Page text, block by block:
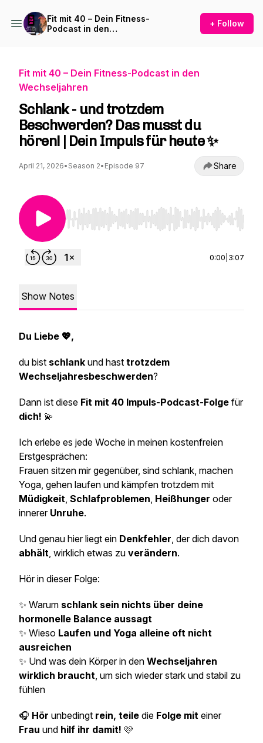
Fit mit 40 – Dein Fitness-
Podcast in den
+ Follow
Fit mit 40 – Dein Fitness-Podcast in den
Wechseljahren
Schlank - und trotzdem
Beschwerden? Das musst du
hören! | Dein Impuls für heute ✨
April 21, 2026• Season 2• Episode 97 Share
Use Left/Right to seek, Home/End to jump to
0:00 3:07
Show Notes
Du Liebe 💖,
du bist schlank und hast trotzdem
Wechseljahresbeschwerden?
Dann ist diese Fit mit 40 Impuls-Podcast-Folge für
dich! 💫
Ich erlebe es jede Woche in meinen kostenfreien
Erstgesprächen:
Frauen sitzen mir gegenüber, sind schlank, machen
Yoga, gehen laufen und kämpfen trotzdem mit
Müdigkeit, Schlafproblemen, Heißhunger oder
innerer Unruhe.
Und genau hier liegt ein Denkfehler, der dich davon
abhält, wirklich etwas zu verändern.
Hör in dieser Folge:
✨ Warum schlank sein nichts über deine
hormonelle Balance aussagt
✨ Wieso Laufen und Yoga alleine oft nicht
ausreichen
✨ Und was dein Körper in den Wechseljahren
wirklich braucht, um sich wieder stark und stabil zu
fühlen
🎧 Hör unbedingt rein, teile die Folge mit einer
Frau und hilf ihr damit! 🩷